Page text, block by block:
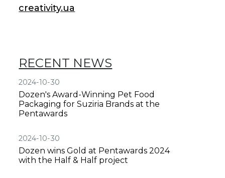
creativity.ua
RECENT NEWS
2024-10-30
Dozen's Award-Winning Pet Food
Packaging for Suziria Brands at the
Pentawards
2024-10-30
Dozen wins Gold at Pentawards 2024
with the Half & Half project